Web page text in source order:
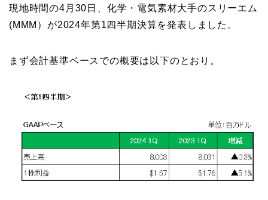
現地時間の4月30日、化学・電気素材大手のスリーエム
(MMM）が2024年第1四半期決算を発表しました。
まず会計基準ベースでの概要は以下のとおり。